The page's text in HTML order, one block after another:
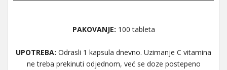
PAKOVANJE: 100 tableta
UPOTREBA: Odrasli 1 kapsula dnevno. Uzimanje C vitamina
ne treba prekinuti odjednom, već se doze postepeno